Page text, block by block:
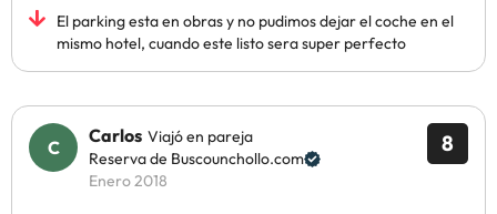
El parking esta en obras y no pudimos dejar el coche en el
mismo hotel, cuando este listo sera super perfecto
8
Carlos Viajó en pareja
Reserva de Buscounchollo.com
Enero 2018